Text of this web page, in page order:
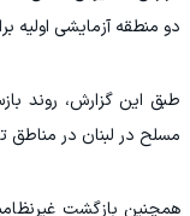
دو منطقه آزمایشی اولیه
طبق این گزارش، روند
مسلح در لبنان در مناطق
همچنین بازگشت